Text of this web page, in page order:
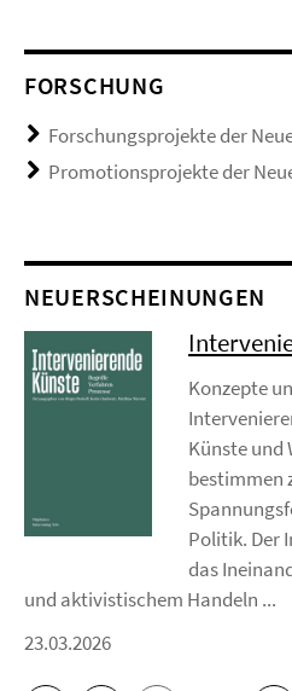
FORSCHUNG
Forschungsprojekte der
Promotionsprojekte der
NEUERSCHEINUNGEN
Konzepte
Künste und
bestimmen
Politik. Der
das
und aktivistischem Handeln ...
23.03.2026